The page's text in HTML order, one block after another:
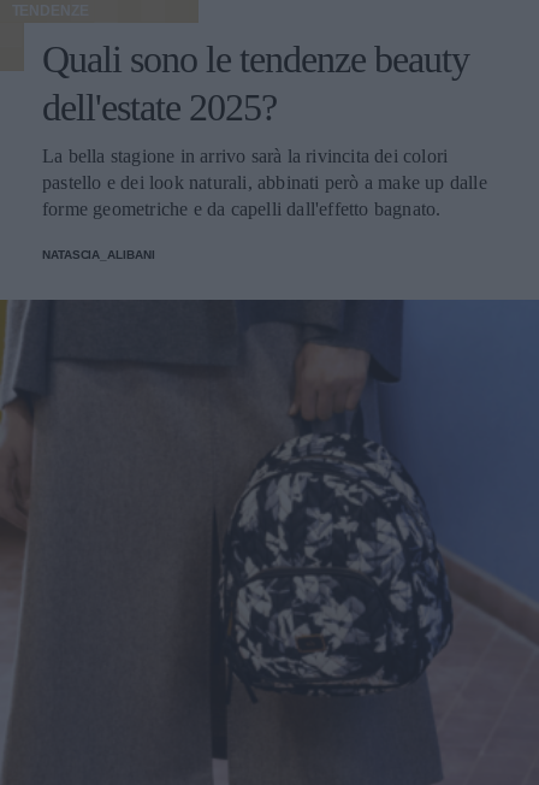
TENDENZE
Quali sono le tendenze beauty
dell'estate 2025?
La bella stagione in arrivo sarà la rivincita dei colori
pastello e dei look naturali, abbinati però a make up dalle
forme geometriche e da capelli dall'effetto bagnato.
NATASCIA_ALIBANI